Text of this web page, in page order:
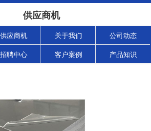
供应商机
供应商机 关于我们 公司动态
招聘中心 客户案例 产品知识